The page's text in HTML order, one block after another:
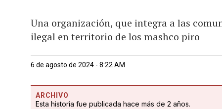
Una organización, que integra a las
ilegal en territorio de los mashco piro
6 de agosto de 2024 - 8:22 AM
ARCHIVO
Esta historia fue publicada hace más de 2 años.